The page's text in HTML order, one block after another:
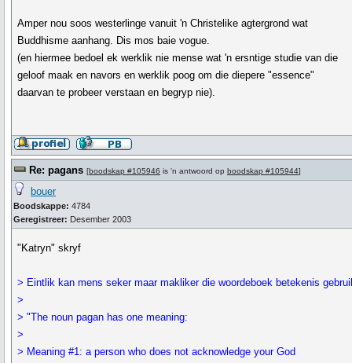
Amper nou soos westerlinge vanuit 'n Christelike agtergrond wat
Buddhisme aanhang. Dis mos baie vogue.
(en hiermee bedoel ek werklik nie mense wat 'n ersntige studie van die
geloof maak en navors en werklik poog om die diepere "essence"
daarvan te probeer verstaan en begryp nie).
Re: pagans [boodskap #105946 is 'n antwoord op boodskap #105944]
bouer
Boodskappe: 4784
Geregistreer: Desember 2003
"Katryn" skryf
> Eintlik kan mens seker maar makliker die woordeboek betekenis
>
> "The noun pagan has one meaning:
>
> Meaning #1: a person who does not acknowledge your God